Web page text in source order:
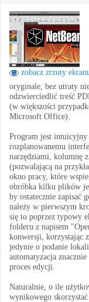
zobacz zrzuty
oryginale, bez utraty
odzwierciedlić treść
(w większości
Microsoft Office).
Program jest intuicyjny
rozplanowanemu
narzędziami, kolumnę
(pozwalającą na
okno pracy, które
obróbka kilku plików
by ostatecznie zapisać
należy w pierwszym
się to poprzez typowy
folderu z napisem
konwersji, korzystając
jedynie o podanie
automatyzacja
proces edycji.
Naturalnie, o ile
wynikowego